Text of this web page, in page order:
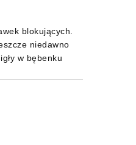
blokujących.
niedawno
w bębenku